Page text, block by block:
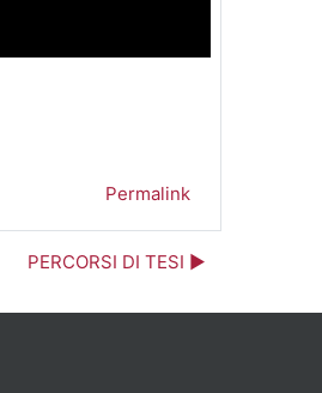
Permalink
PERCORSI DI TESI ▶︎